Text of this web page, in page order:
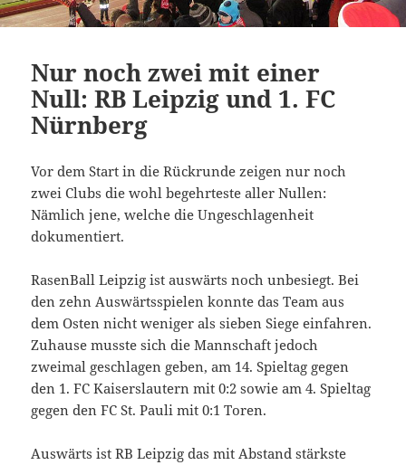
Nur noch zwei mit einer
Null: RB Leipzig und 1. FC
Nürnberg
Vor dem Start in die Rückrunde zeigen nur noch
zwei Clubs die wohl begehrteste aller Nullen:
Nämlich jene, welche die Ungeschlagenheit
dokumentiert.
RasenBall Leipzig ist auswärts noch unbesiegt. Bei
den zehn Auswärtsspielen konnte das Team aus
dem Osten nicht weniger als sieben Siege einfahren.
Zuhause musste sich die Mannschaft jedoch
zweimal geschlagen geben, am 14. Spieltag gegen
den 1. FC Kaiserslautern mit 0:2 sowie am 4. Spieltag
gegen den FC St. Pauli mit 0:1 Toren.
Auswärts ist RB Leipzig das mit Abstand stärkste